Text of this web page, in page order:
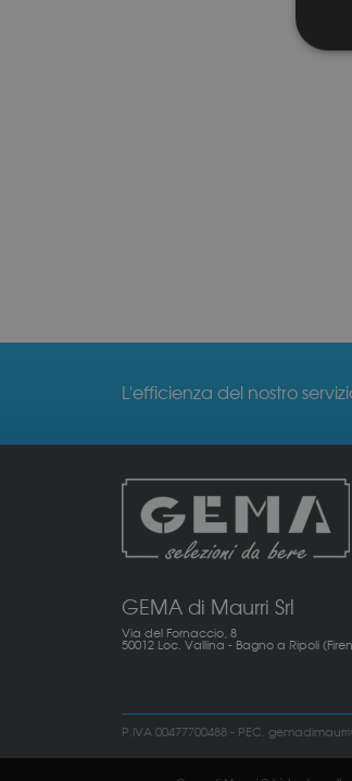
L'efficienza del nostro
GEMA di Maurri Srl
Via del Fornaccio, 8
50012 Loc. Vallina - Bagno a Ripoli
P.IVA 00477700488 - PEC.